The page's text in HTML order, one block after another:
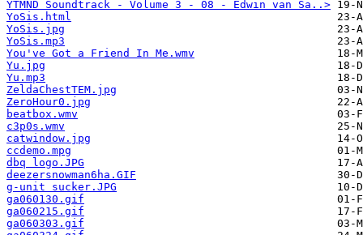
YTMND Soundtrack - Volume 3 - 08 - Edwin van Sa..>
YoSis.html
YoSis.jpg
YoSis.mp3
You've Got a Friend In Me.wmv
Yu.jpg
Yu.mp3
ZeldaChestTEM.jpg
ZeroHour0.jpg
beatbox.wmv
c3p0s.wmv
catwindow.jpg
ccdemo.mpg
dbq logo.JPG
deezersnowman6ha.GIF
g-unit sucker.JPG
ga060130.gif
ga060215.gif
ga060303.gif